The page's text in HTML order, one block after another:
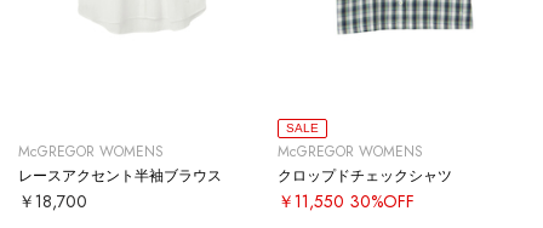
McGREGOR WOMENS
レースアクセント半袖ブラウス
￥18,700
SALE
McGREGOR WOMENS
クロップドチェックシャツ
￥11,550 30%OFF